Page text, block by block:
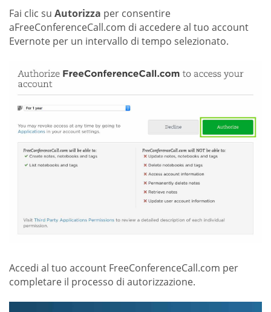
Fai clic su Autorizza per consentire
aFreeConferenceCall.com di accedere al tuo account
Evernote per un intervallo di tempo selezionato.
Accedi al tuo account FreeConferenceCall.com per
completare il processo di autorizzazione.